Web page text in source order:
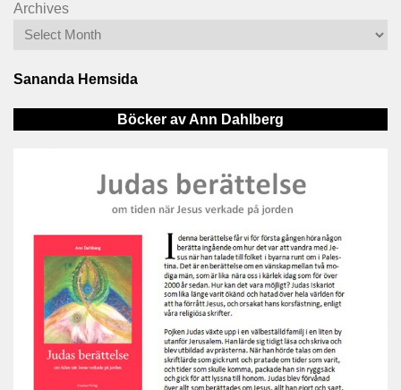
Archives
Sananda Hemsida
Böcker av Ann Dahlberg